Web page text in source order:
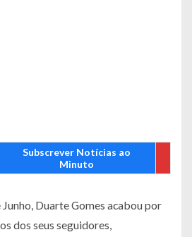
Subscrever Notícias ao
Minuto
Duarte Gomes acabou por
dos seus seguidores,